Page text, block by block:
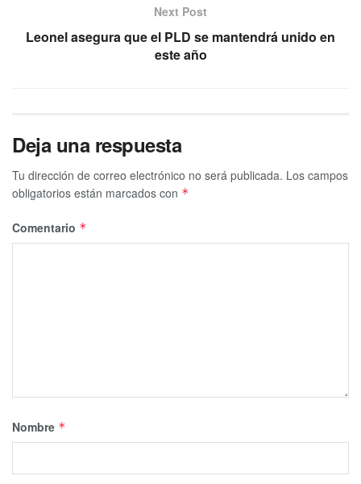
Next Post
Leonel asegura que el PLD se mantendrá unido en
este año
Deja una respuesta
Tu dirección de correo electrónico no será publicada. Los campos
obligatorios están marcados con *
Comentario *
Nombre *